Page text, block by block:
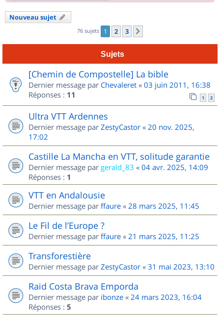
Nouveau sujet
76 sujets 1 2 3
Sujets
[Chemin de Compostelle] La bible
Dernier message par Chevaleret « 03 juin 2011, 16:38
Réponses : 11 1 2
Ultra VTT Ardennes
Dernier message par ZestyCastor « 20 nov. 2025,
17:02
Castille La Mancha en VTT, solitude garantie
Dernier message par gerald_83 « 04 avr. 2025, 14:09
Réponses : 1
VTT en Andalousie
Dernier message par ffaure « 28 mars 2025, 11:45
Le Fil de l’Europe ?
Dernier message par ffaure « 21 mars 2025, 11:25
Transforestière
Dernier message par ZestyCastor « 31 mai 2023, 13:10
Raid Costa Brava Emporda
Dernier message par ibonze « 24 mars 2023, 16:04
Réponses : 5